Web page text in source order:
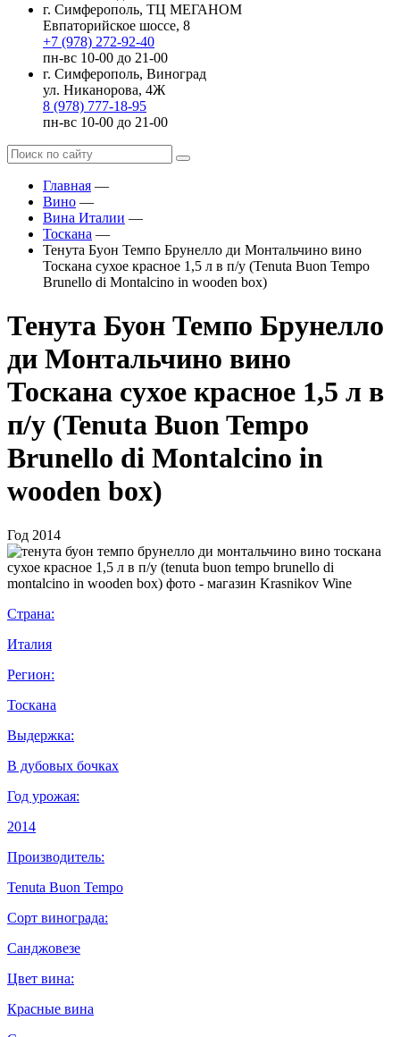
г. Симферополь, ТЦ МЕГАНОМ
Евпаторийское шоссе, 8
+7 (978) 272-92-40
пн-вс 10-00 до 21-00
г. Симферополь, Виноград
ул. Никанорова, 4Ж
8 (978) 777-18-95
пн-вс 10-00 до 21-00
Главная —
Вино —
Вина Италии —
Тоскана —
Тенута Буон Темпо Брунелло ди Монтальчино вино
Тоскана сухое красное 1,5 л в п/у (Tenuta Buon Tempo
Brunello di Montalcino in wooden box)
Тенута Буон Темпо Брунелло
ди Монтальчино вино
Тоскана сухое красное 1,5 л в
п/у (Tenuta Buon Tempo
Brunello di Montalcino in
wooden box)
Год 2014
Страна:
Италия
Регион:
Тоскана
Выдержка:
В дубовых бочках
Год урожая:
2014
Производитель:
Tenuta Buon Tempo
Сорт винограда:
Санджовезе
Цвет вина:
Красные вина